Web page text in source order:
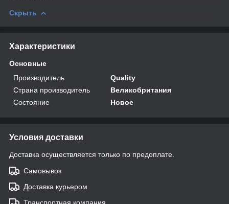
Скрыть
Характеристики
Основные
Производитель
Quality
Страна производитель
Великобритания
Состояние
Новое
Условия доставки
Доставка осуществляется только по предоплате.
Самовывоз
Доставка курьером
Транспортная компания